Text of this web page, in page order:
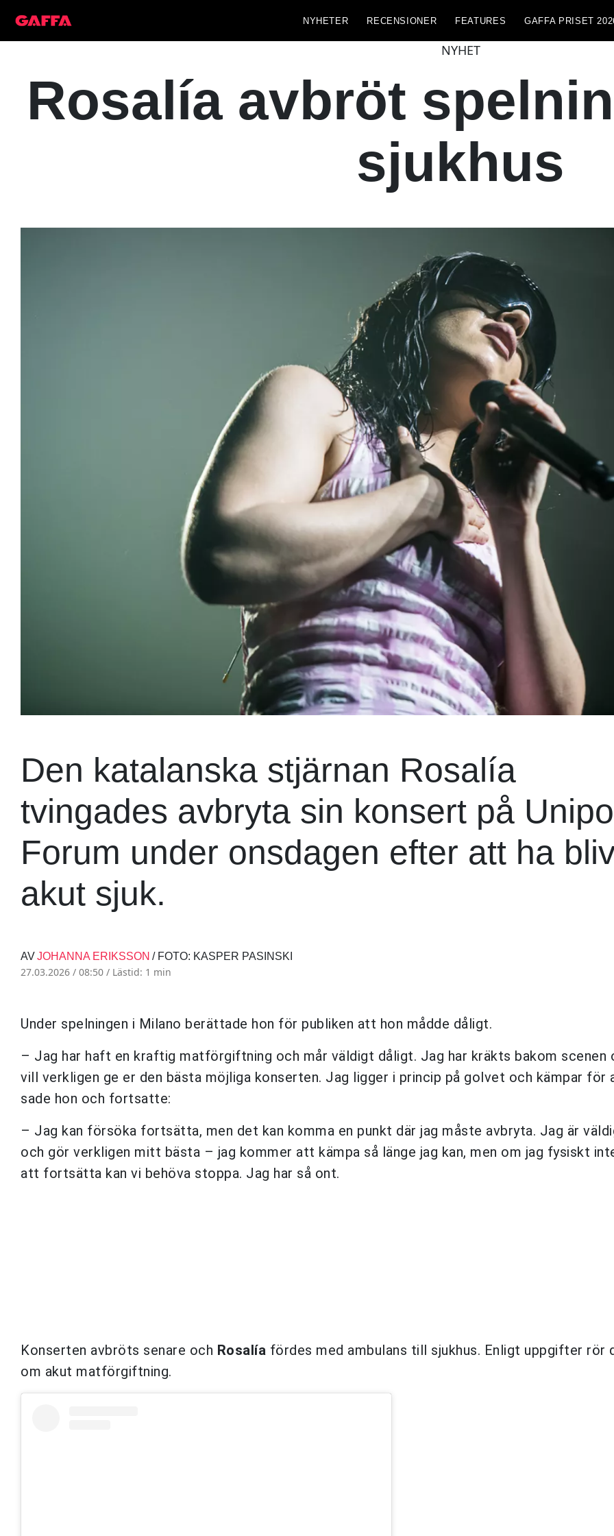
NYHETER RECENSIONER FEATURES GAFFA PRISET
NYHET
Rosalía avbröt
sjukhus
Den katalanska stjärnan Rosalía
tvingades avbryta sin konsert på
Forum under onsdagen efter att ha
akut sjuk.
AVJOHANNA ERIKSSON / FOTO: KASPER PASINSKI
27.03.2026 / 08:50 / Lästid: 1 min
Under spelningen i Milano berättade hon för publiken att hon mådde dåligt.
– Jag har haft en kraftig matförgiftning och mår väldigt dåligt. Jag har kräkts bakom scenen
vill verkligen ge er den bästa möjliga konserten. Jag ligger i princip på golvet och kämpar för
sade hon och fortsatte:
– Jag kan försöka fortsätta, men det kan komma en punkt där jag måste avbryta. Jag är
och gör verkligen mitt bästa – jag kommer att kämpa så länge jag kan, men om jag fysiskt
att fortsätta kan vi behöva stoppa. Jag har så ont.
Konserten avbröts senare och Rosalía fördes med ambulans till sjukhus. Enligt uppgifter rör
om akut matförgiftning.